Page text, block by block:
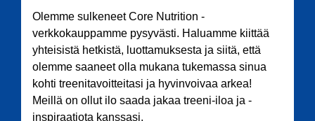
Olemme sulkeneet Core Nutrition -
verkkokauppamme pysyvästi. Haluamme kiittää
yhteisistä hetkistä, luottamuksesta ja siitä, että
olemme saaneet olla mukana tukemassa sinua
kohti treenitavoitteitasi ja hyvinvoivaa arkea!
Meillä on ollut ilo saada jakaa treeni-iloa ja -
inspiraatiota kanssasi.